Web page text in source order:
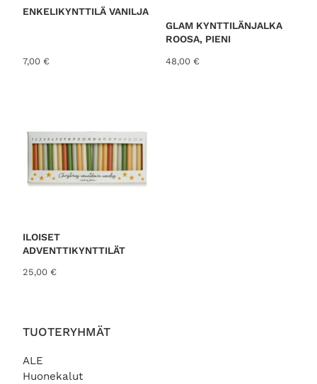
TUOTERYHMÄT
ALE
Huonekalut
ENKELIKYNTTILÄ VANILJA
7,00 €
GLAM KYNTTILÄNJALKA
ROOSA, PIENI
48,00 €
ILOISET
ADVENTTIKYNTTILÄT
25,00 €